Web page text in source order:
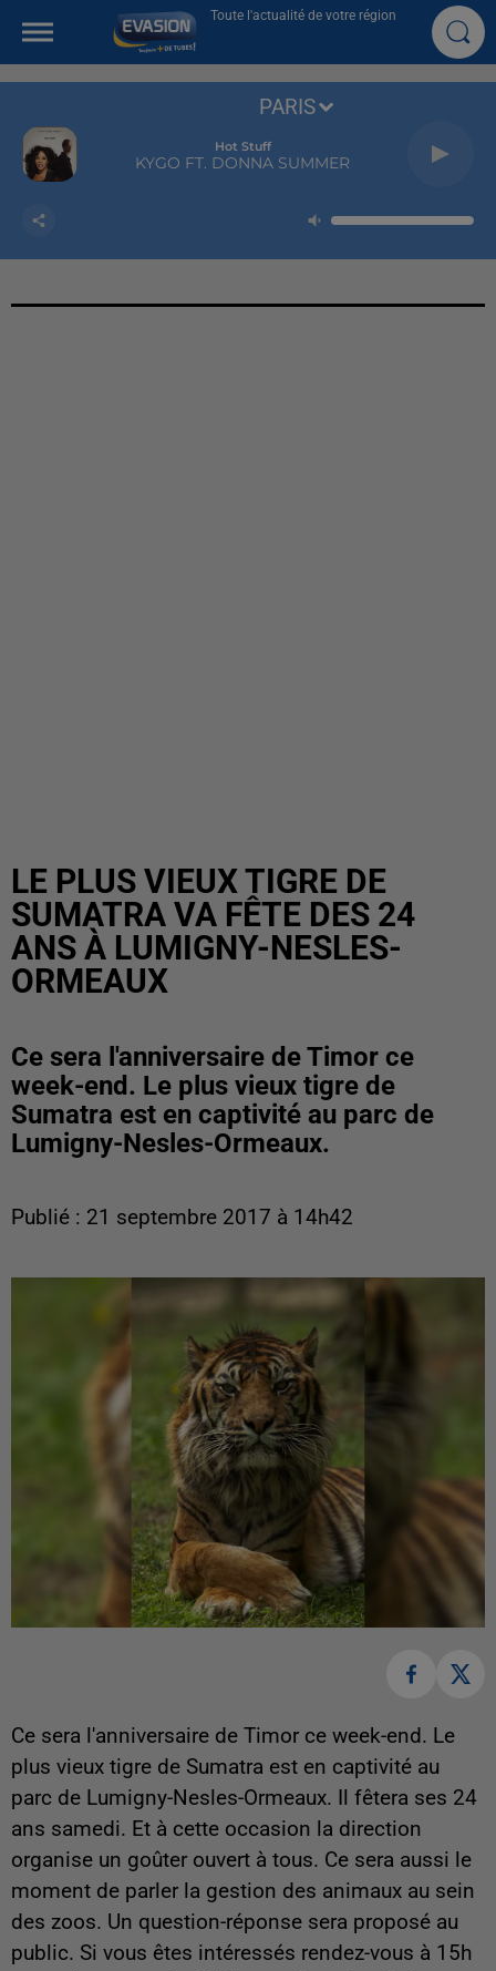
Toute l'actualité de votre région
Hot Stuff
KYGO FT. DONNA SUMMER
PARIS
LE PLUS VIEUX TIGRE DE
SUMATRA VA FÊTE DES 24
ANS À LUMIGNY-NESLES-
ORMEAUX
Ce sera l'anniversaire de Timor ce
week-end. Le plus vieux tigre de
Sumatra est en captivité au parc de
Lumigny-Nesles-Ormeaux.
Publié : 21 septembre 2017 à 14h42
Ce sera l'anniversaire de Timor ce week-end. Le
plus vieux tigre de Sumatra est en captivité au
parc de Lumigny-Nesles-Ormeaux. Il fêtera ses 24
ans samedi. Et à cette occasion la direction
organise un goûter ouvert à tous. Ce sera aussi le
moment de parler la gestion des animaux au sein
des zoos. Un question-réponse sera proposé au
public. Si vous êtes intéressés rendez-vous à 15h